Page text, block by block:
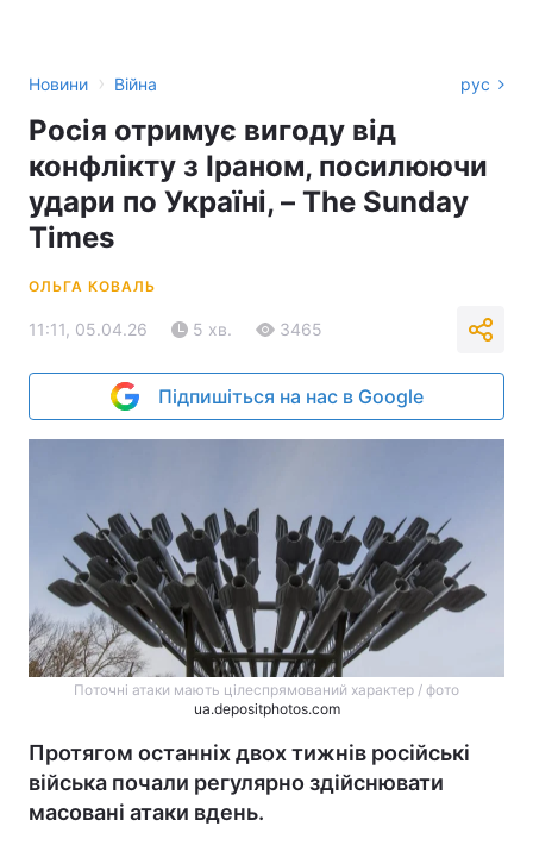
Новини › Війна рус
Росія отримує вигоду від
конфлікту з Іраном, посилюючи
удари по Україні, – The Sunday
Times
ОЛЬГА КОВАЛЬ
11:11, 05.04.26 5 хв. 3465
Підпишіться на нас в Google
Поточні атаки мають цілеспрямований характер / фото
ua.depositphotos.com
Протягом останніх двох тижнів російські
війська почали регулярно здійснювати
масовані атаки вдень.